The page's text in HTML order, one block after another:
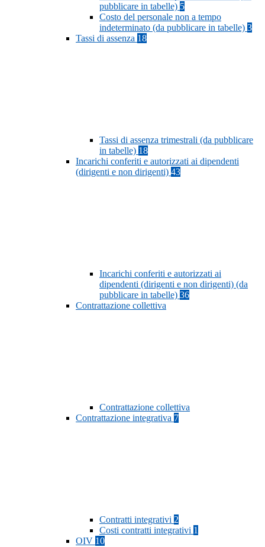
pubblicare in tabelle) 5
Costo del personale non a tempo
indeterminato (da pubblicare in tabelle) 3
Tassi di assenza 18
Tassi di assenza trimestrali (da pubblicare
in tabelle) 18
Incarichi conferiti e autorizzati ai dipendenti
(dirigenti e non dirigenti) 43
Incarichi conferiti e autorizzati ai
dipendenti (dirigenti e non dirigenti) (da
pubblicare in tabelle) 36
Contrattazione collettiva
Contrattazione collettiva
Contrattazione integrativa 7
Contratti integrativi 2
Costi contratti integrativi 1
OIV 10